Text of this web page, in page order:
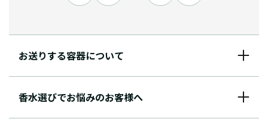
お送りする容器について
香水選びでお悩みのお客様へ